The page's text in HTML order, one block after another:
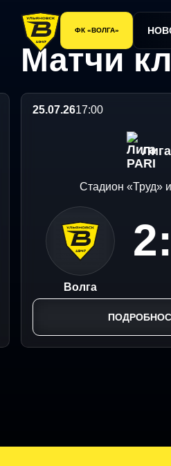
ФК «ВОЛГА»
сайт
Волга
Ульяновск
сайт
Волга
Ульяновск
"Волга"
"Волга"
Андрей
Матчи
25.07.2617:00
Стадион «Труд»
Волга